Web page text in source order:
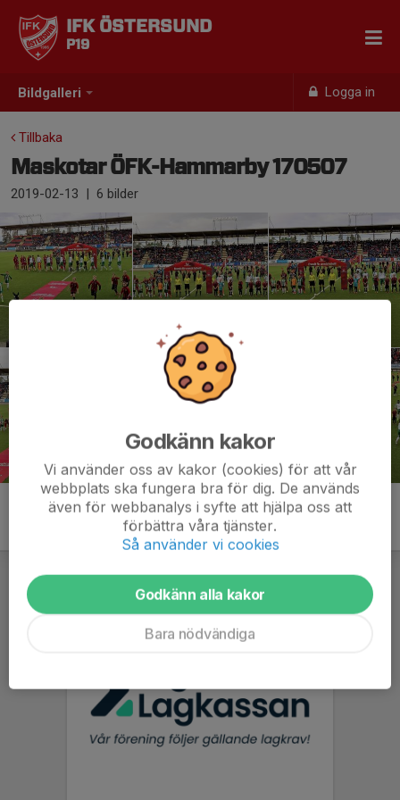
Bildgalleri Logga in
IFK ÖSTERSUND
P19
Tillbaka
Maskotar ÖFK-Hammarby 170507
2019-02-13 | 6 bilder
Godkänn kakor
Vi använder oss av kakor (cookies) för att vår
webbplats ska fungera bra för dig. De används
även för webbanalys i syfte att hjälpa oss att
förbättra våra tjänster.
Så använder vi cookies
Godkänn alla kakor
Bara nödvändiga